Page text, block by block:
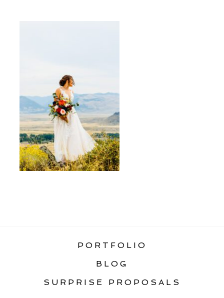
PORTFOLIO
BLOG
SURPRISE PROPOSALS